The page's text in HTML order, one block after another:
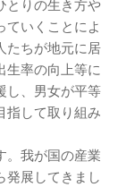
とりの生き方や
ていくことによ
たちが地元に居
生率の向上等に
し、男女が平等
指して取り組み
。我が国の産業
発展してきまし